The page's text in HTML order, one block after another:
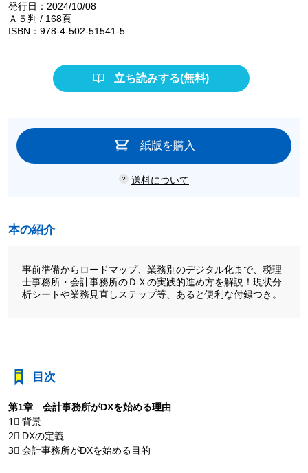
発行日：2024/10/08
Ａ５判 / 168頁
ISBN：978-4-502-51541-5
立ち読みする(無料)
紙版を購入
送料について
本の紹介
事前準備からロードマップ、業務別のデジタル化まで、税理
士事務所・会計事務所のＤＸの実践的進め方を解説！現状分
析シートや業務見直しステップ等、あると便利な付録つき。
目次
第1章 会計事務所がDXを始める理由
1⃣ 背景
2⃣ DXの定義
3⃣ 会計事務所がDXを始める目的